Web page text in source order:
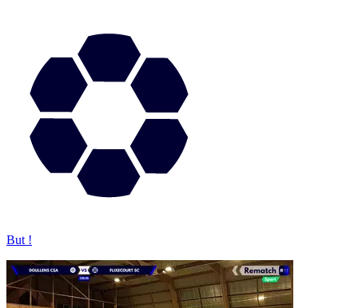
But !